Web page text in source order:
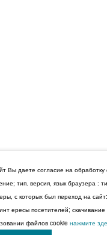
края.
даете согласие на обработку
тип. версия, язык браузера :
с которых был переход на
ересы посетителей;
файлов cookie нажмите